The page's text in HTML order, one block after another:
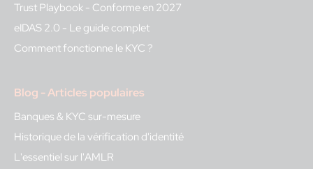
Trust Playbook - Conforme en 2027
eIDAS 2.0 - Le guide complet
Comment fonctionne le KYC ?
Blog - Articles populaires
Banques & KYC sur-mesure
Historique de la vérification d'identité
L'essentiel sur l'AMLR